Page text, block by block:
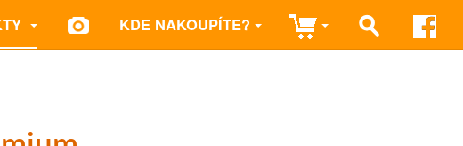
KDE NAKOUPÍTE?